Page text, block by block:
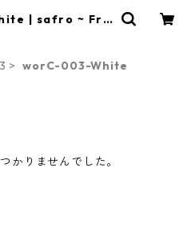
| safro ~ Fra
worC-003-White
かりませんでした。